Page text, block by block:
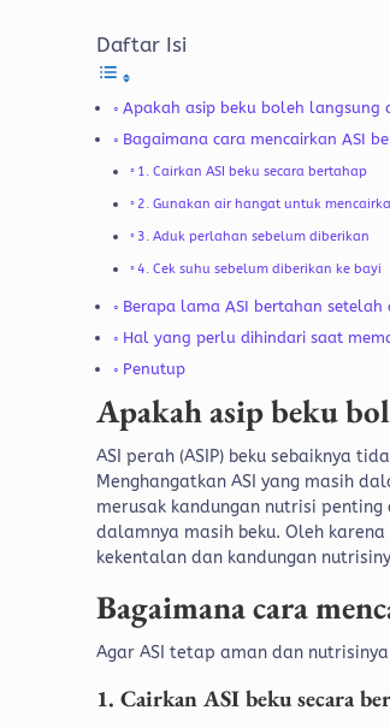
Daftar Isi
Apakah asip beku boleh langsung
Bagaimana cara mencairkan ASI
1. Cairkan ASI beku secara bertahap
2. Gunakan air hangat untuk
3. Aduk perlahan sebelum diberikan
4. Cek suhu sebelum diberikan ke bayi
Berapa lama ASI bertahan setelah
Hal yang perlu dihindari saat
Penutup
Apakah asip beku
ASI perah (ASIP) beku sebaiknya
Menghangatkan ASI yang masih
merusak kandungan nutrisi
dalamnya masih beku. Oleh
kekentalan dan kandungan
Bagaimana cara
Agar ASI tetap aman dan
1. Cairkan ASI beku secara